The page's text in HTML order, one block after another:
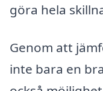
göra hela
Genom att
inte bara en